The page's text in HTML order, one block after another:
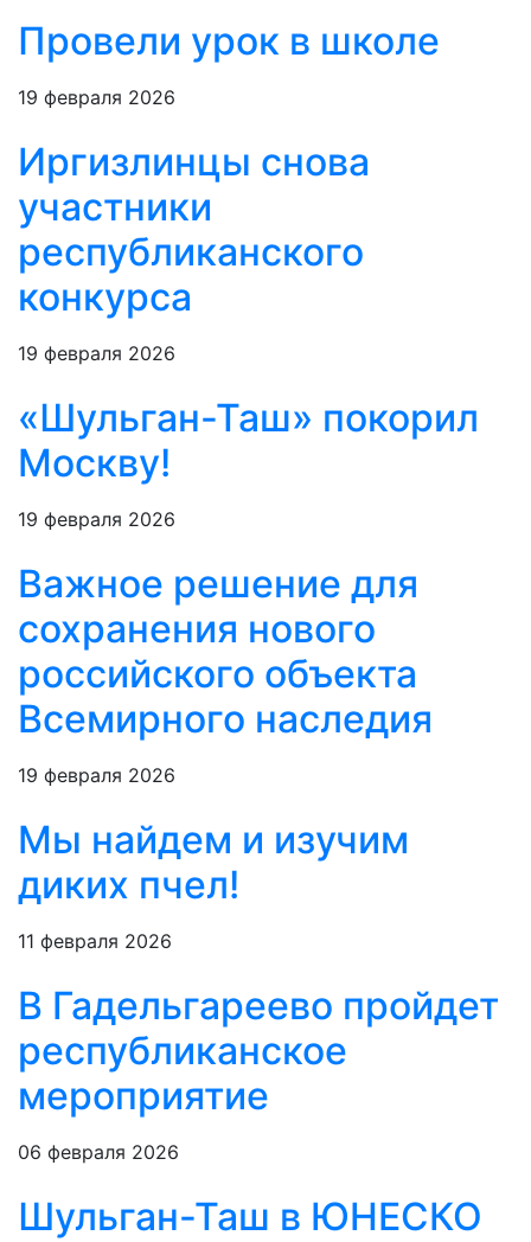
Провели урок в школе
19 февраля 2026
Иргизлинцы снова
участники
республиканского
конкурса
19 февраля 2026
«Шульган-Таш» покорил
Москву!
19 февраля 2026
Важное решение для
сохранения нового
российского объекта
Всемирного наследия
19 февраля 2026
Мы найдем и изучим
диких пчел!
11 февраля 2026
В Гадельгареево пройдет
республиканское
мероприятие
06 февраля 2026
Шульган-Таш в ЮНЕСКО